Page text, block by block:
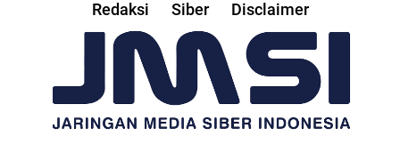
Redaksi Siber Disclaimer